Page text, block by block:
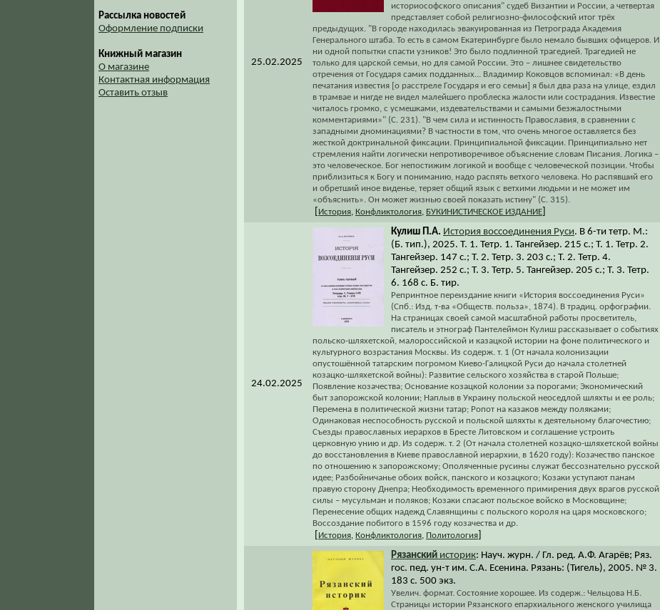
Рассылка новостей
Оформление подписки
Книжный магазин
О магазине
Контактная информация
Оставить отзыв
25.02.2025
историософского описания" судеб Византии и России, а четвертая
представляет собой религиозно-философский итог трёх
предыдущих. "В городе находилась эвакуированная из Петрограда Академия
Генерального штаба. То есть в самом Екатеринбурге было немало бывших офицеров. И
ни одной попытки спасти узников! Это было подлинной трагедией. Трагедией не
только для царской семьи, но для самой России. Это – лишнее свидетельство
отречения от Государя самих подданных... Владимир Коковцов вспоминал: «В день
печатания известия [о расстреле Государя и его семьи] я был два раза на улице, ездил
в трамвае и нигде не видел малейшего проблеска жалости или сострадания. Известие
читалось громко, с усмешками, издевательствами и самыми безжалостными
комментариями»" (С. 231). "В чем сила и истинность Православия, в сравнении с
западными дноминациями? В частности в том, что очень многое оставляется без
жесткой доктринальной фиксации. Принципиальной фиксации. Принципиально нет
стремления найти логически непротиворечивое объяснение словам Писания. Логика –
это человеческое. Бог непостижим логикой и вообще с человеческой позиции. Чтобы
приблизиться к Богу и пониманию, надо распять ветхого человека. Но распявший его
и обретший иное виденье, теряет общий язык с ветхими людьми и не может им
«объяснить». Он может жизнью своей показать истину" (С. 315).
История Конфликтология БУКИНИСТИЧЕСКОЕ ИЗДАНИЕ
24.02.2025
Кулиш П.А. История воссоединения Руси. В 6-ти тетр. М.:
(Б. тип.), 2025. Т. 1. Тетр. 1. Тангейзер. 215 с.; Т. 1. Тетр. 2.
Тангейзер. 147 с.; Т. 2. Тетр. 3. 203 с.; Т. 2. Тетр. 4.
Тангейзер. 252 с.; Т. 3. Тетр. 5. Тангейзер. 205 с.; Т. 3. Тетр.
6. 168 с. Б. тир.
Репринтное переиздание книги «История воссоединения Руси»
(Спб.: Изд. т-ва «Обществ. польза», 1874). В традиц. орфографии.
На страницах своей самой масштабной работы просветитель,
писатель и этнограф Пантелеймон Кулиш рассказывает о событиях
польско-шляхетской, малороссийской и казацкой истории на фоне политического и
культурного возрастания Москвы. Из содерж. т. 1 (От начала колонизации
опустошённой татарским погромом Киево-Галицкой Руси до начала столетней
козацко-шляхетской войны): Развитие сельского хозяйства в старой Польше;
Появление козачества; Основание козацкой колонии за порогами; Экономический
быт запорожской колонии; Наплыв в Украину польской неоседлой шляхты и ее роль;
Перемена в политической жизни татар; Ропот на казаков между поляками;
Одинаковая неспособность русской и польской шляхты к деятельному благочестию;
Съезды православных иерархов в Бресте Литовском и соглашение устроить
церковную унию и др. Из содерж. т. 2 (От начала столетней козацко-шляхетской войны
до восстановления в Киеве православной иерархии, в 1620 году): Козачество панское
по отношению к запорожскому; Ополяченные русины служат бессознательно русской
идее; Разбойничанье обоих войск, панского и козацкого; Козаки уступают панам
правую сторону Днепра; Необходимость временного примирения двух врагов русской
силы – мусульман и поляков; Козаки спасают польское войско в Московщине;
Перенесение общих надежд Славянщины с польского короля на царя московского;
Воссоздание побитого в 1596 году козачества и др.
История Конфликтология Политология
Рязанский историк: Науч. журн. / Гл. ред. А.Ф. Агарёв; Ряз.
гос. пед. ун-т им. С.А. Есенина. Рязань: (Тигель), 2005. № 3.
183 с. 500 экз.
Увелич. формат. Состояние хорошее. Из содерж.: Чельцова Н.Б.
Страницы истории Рязанского епархиального женского училища